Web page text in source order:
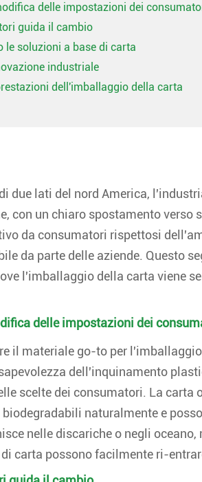
delle impostazioni dei
guida il cambio
le soluzioni a base di carta
industriale
dell'imballaggio della carta
due lati del nord America,
con un chiaro spostamento verso
da consumatori rispettosi
da parte delle aziende. Questo
l'imballaggio della carta viene
delle impostazioni dei
il materiale go-to per
dell'inquinamento
scelte dei consumatori. La
naturalmente e
nelle discariche o negli
carta possono facilmente ri-